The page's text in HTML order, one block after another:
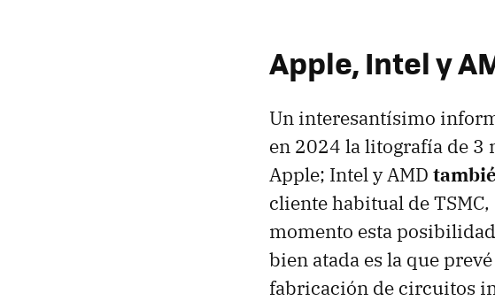
Apple, Intel y
Un interesantísimo
en 2024 la litografía de 3
Apple; Intel y AMD
cliente habitual de
momento esta
bien atada es la que
fabricación de circuitos